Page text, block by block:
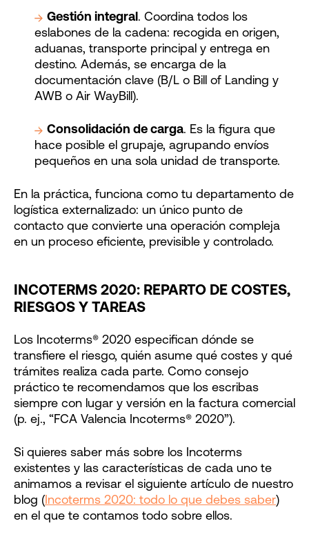
Gestión integral. Coordina todos los
eslabones de la cadena: recogida en origen,
aduanas, transporte principal y entrega en
destino. Además, se encarga de la
documentación clave (B/L o Bill of Landing y
AWB o Air WayBill).
Consolidación de carga. Es la figura que
hace posible el grupaje, agrupando envíos
pequeños en una sola unidad de transporte.
En la práctica, funciona como tu departamento de
logística externalizado: un único punto de
contacto que convierte una operación compleja
en un proceso eficiente, previsible y controlado.
INCOTERMS 2020: REPARTO DE COSTES,
RIESGOS Y TAREAS
Los Incoterms® 2020 especifican dónde se
transfiere el riesgo, quién asume qué costes y qué
trámites realiza cada parte. Como consejo
práctico te recomendamos que los escribas
siempre con lugar y versión en la factura comercial
(p. ej., “FCA Valencia Incoterms® 2020”).
Si quieres saber más sobre los Incoterms
existentes y las características de cada uno te
animamos a revisar el siguiente artículo de nuestro
blog (Incoterms 2020: todo lo que debes saber)
en el que te contamos todo sobre ellos.